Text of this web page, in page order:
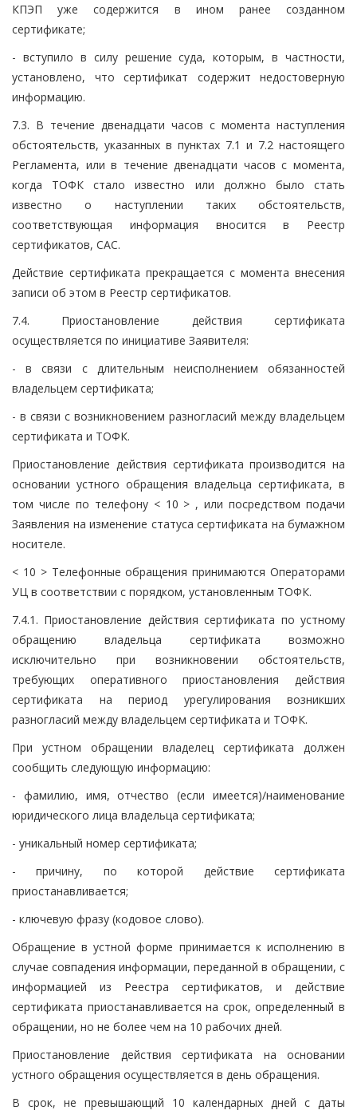
КПЭП уже содержится в ином ранее созданном
сертификате;
- вступило в силу решение суда, которым, в частности,
установлено, что сертификат содержит недостоверную
информацию.
7.3. В течение двенадцати часов с момента наступления
обстоятельств, указанных в пунктах 7.1 и 7.2 настоящего
Регламента, или в течение двенадцати часов с момента,
когда ТОФК стало известно или должно было стать
известно о наступлении таких обстоятельств,
соответствующая информация вносится в Реестр
сертификатов, САС.
Действие сертификата прекращается с момента внесения
записи об этом в Реестр сертификатов.
7.4. Приостановление действия сертификата
осуществляется по инициативе Заявителя:
- в связи с длительным неисполнением обязанностей
владельцем сертификата;
- в связи с возникновением разногласий между владельцем
сертификата и ТОФК.
Приостановление действия сертификата производится на
основании устного обращения владельца сертификата, в
том числе по телефону < 10 > , или посредством подачи
Заявления на изменение статуса сертификата на бумажном
носителе.
< 10 > Телефонные обращения принимаются Операторами
УЦ в соответствии с порядком, установленным ТОФК.
7.4.1. Приостановление действия сертификата по устному
обращению владельца сертификата возможно
исключительно при возникновении обстоятельств,
требующих оперативного приостановления действия
сертификата на период урегулирования возникших
разногласий между владельцем сертификата и ТОФК.
При устном обращении владелец сертификата должен
сообщить следующую информацию:
- фамилию, имя, отчество (если имеется)/наименование
юридического лица владельца сертификата;
- уникальный номер сертификата;
- причину, по которой действие сертификата
приостанавливается;
- ключевую фразу (кодовое слово).
Обращение в устной форме принимается к исполнению в
случае совпадения информации, переданной в обращении, с
информацией из Реестра сертификатов, и действие
сертификата приостанавливается на срок, определенный в
обращении, но не более чем на 10 рабочих дней.
Приостановление действия сертификата на основании
устного обращения осуществляется в день обращения.
В срок, не превышающий 10 календарных дней с даты